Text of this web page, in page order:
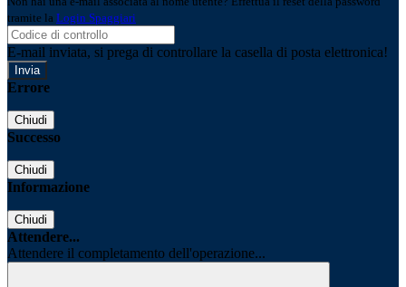
tramite la Login Spaggiari
E-mail inviata, si prega di controllare la casella di posta elettronica!
Errore
Chiudi
Successo
Chiudi
Informazione
Chiudi
Attendere...
Attendere il completamento dell'operazione...